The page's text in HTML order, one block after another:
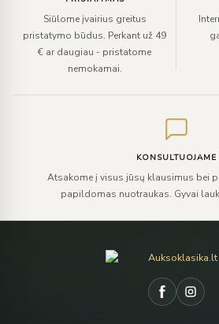
Siūlome įvairius greitus
pristatymo būdus. Perkant už 49
€ ar daugiau - pristatome
nemokamai.
KONSULTUOJAME
Atsakome į visus jūsų klausimus bei
papildomas nuotraukas. Gyvai